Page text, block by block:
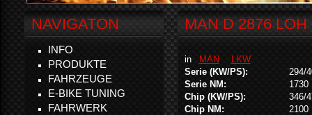
MAN D 2876 LOH
in MAN
LKW
Serie (KW/PS):
294/
Serie NM:
1730
Chip (KW/PS):
346/
Chip NM:
2100
NAVIGATON
INFO
PRODUKTE
FAHRZEUGE
E-BIKE TUNING
FAHRWERK